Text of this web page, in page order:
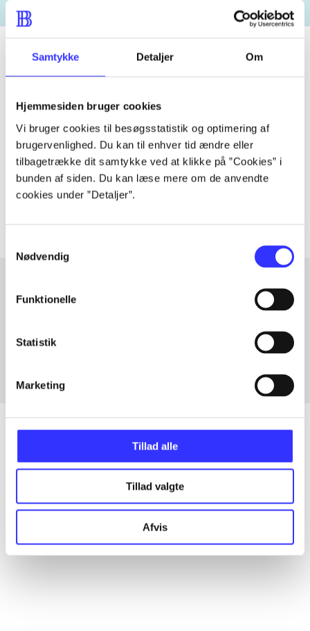
Samtykke Detaljer Om
Hjemmesiden bruger cookies
Vi bruger cookies til besøgsstatistik og optimering af
brugervenlighed. Du kan til enhver tid ændre eller
tilbagetrække dit samtykke ved at klikke på ”Cookies” i
bunden af siden. Du kan læse mere om de anvendte
cookies under ”Detaljer”.
Nødvendig
Funktionelle
Statistik
Marketing
Tillad alle
Tillad valgte
Afvis
Artiklen er en del af
lorem ipsum dolor sit amet ...
Artiklerne i handler ofte om
Artikler
Alle registrerede artikler fordelt på udgivelser